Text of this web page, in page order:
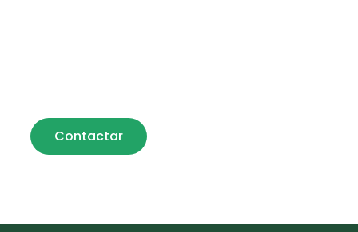
Contactar